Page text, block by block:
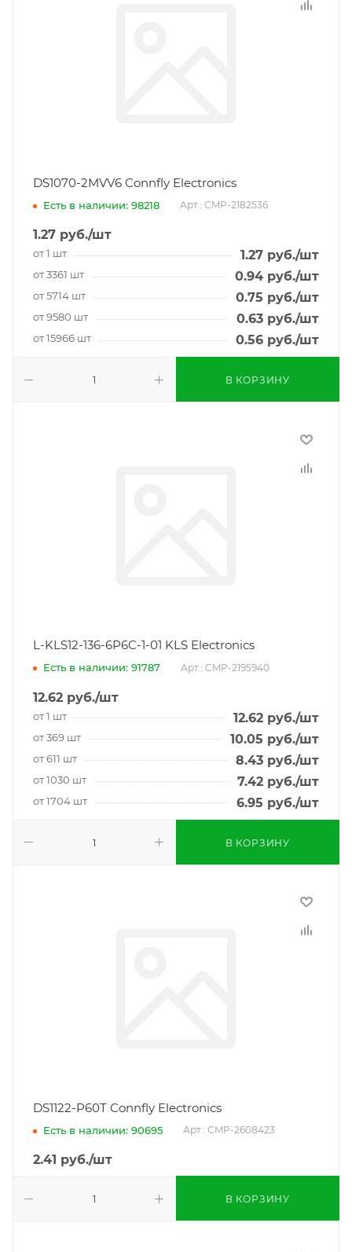
DS1070-2MVV6 Connfly Electronics
Есть в наличии: 98218 Арт.: CMP-2182536
1.27 руб./шт
от 1 шт 1.27 руб./шт
от 3361 шт 0.94 руб./шт
от 5714 шт 0.75 руб./шт
от 9580 шт 0.63 руб./шт
от 15966 шт 0.56 руб./шт
В КОРЗИНУ
L-KLS12-136-6P6C-1-01 KLS Electronics
Есть в наличии: 91787 Арт.: CMP-2195940
12.62 руб./шт
от 1 шт 12.62 руб./шт
от 369 шт 10.05 руб./шт
от 611 шт 8.43 руб./шт
от 1030 шт 7.42 руб./шт
от 1704 шт 6.95 руб./шт
В КОРЗИНУ
DS1122-P60T Connfly Electronics
Есть в наличии: 90695 Арт.: CMP-2608423
2.41 руб./шт
В КОРЗИНУ